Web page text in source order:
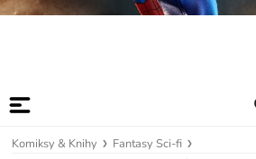
Komiksy & Knihy Fantasy Sci-fi